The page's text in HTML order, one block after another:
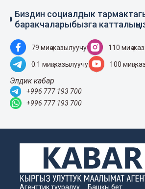
Биздин социалдык
баракчаларыбызга
79 миң жазылуучу 110 миң
0.1 миң жазылуучу 100 миң
Элдик кабар
+996 777 193 700
+996 777 193 700
Агенттик тууралуу Башкы бет